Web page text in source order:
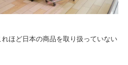
ほど日本の商品を取り扱っていない